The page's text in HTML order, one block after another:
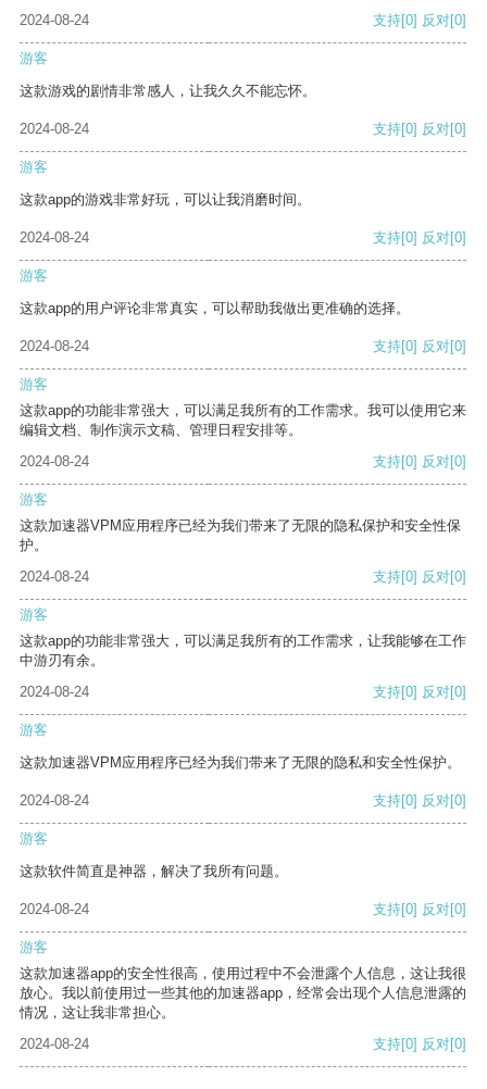
2024-08-24 支持[0] 反对[0]
游客
这款游戏的剧情非常感人，让我久久不能忘怀。
2024-08-24 支持[0] 反对[0]
游客
这款app的游戏非常好玩，可以让我消磨时间。
2024-08-24 支持[0] 反对[0]
游客
这款app的用户评论非常真实，可以帮助我做出更准确的选择。
2024-08-24 支持[0] 反对[0]
游客
这款app的功能非常强大，可以满足我所有的工作需求。我可以使用它来
编辑文档、制作演示文稿、管理日程安排等。
2024-08-24
支持[0] 反对[0]
游客
这款加速器VPM应用程序已经为我们带来了无限的隐私保护和安全性保
护。
2024-08-24
支持[0] 反对[0]
游客
这款app的功能非常强大，可以满足我所有的工作需求，让我能够在工作
中游刃有余。
2024-08-24
支持[0] 反对[0]
游客
这款加速器VPM应用程序已经为我们带来了无限的隐私和安全性保护。
2024-08-24 支持[0] 反对[0]
游客
这款软件简直是神器，解决了我所有问题。
2024-08-24 支持[0] 反对[0]
游客
这款加速器app的安全性很高，使用过程中不会泄露个人信息，这让我很
放心。我以前使用过一些其他的加速器app，经常会出现个人信息泄露的
情况，这让我非常担心。
2024-08-24
支持[0] 反对[0]